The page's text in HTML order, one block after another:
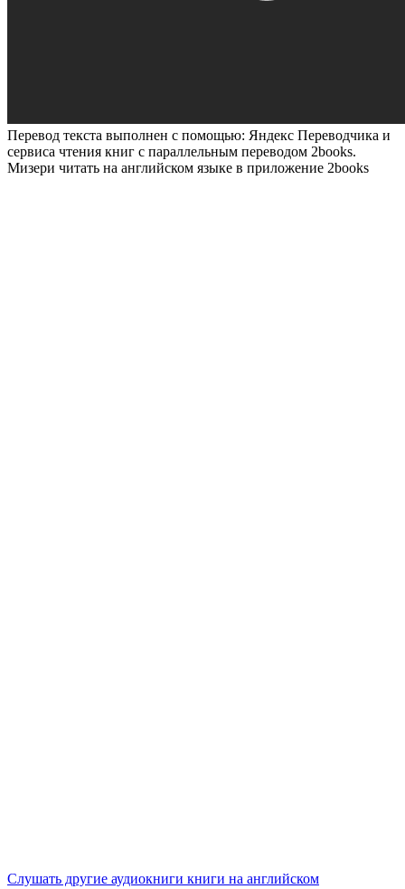
Перевод текста выполнен с помощью: Яндекс Переводчика и
сервиса чтения книг с параллельным переводом 2books.
Мизери читать на английском языке в приложение 2books
Слушать другие аудиокниги книги на английском